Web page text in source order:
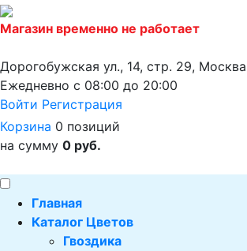
Магазин временно не работает
Дорогобужская ул., 14, стр. 29, Москва
Ежедневно с 08:00 до 20:00
Войти Регистрация
Корзина 0 позиций
на сумму 0 руб.
Главная
Каталог Цветов
Гвоздика